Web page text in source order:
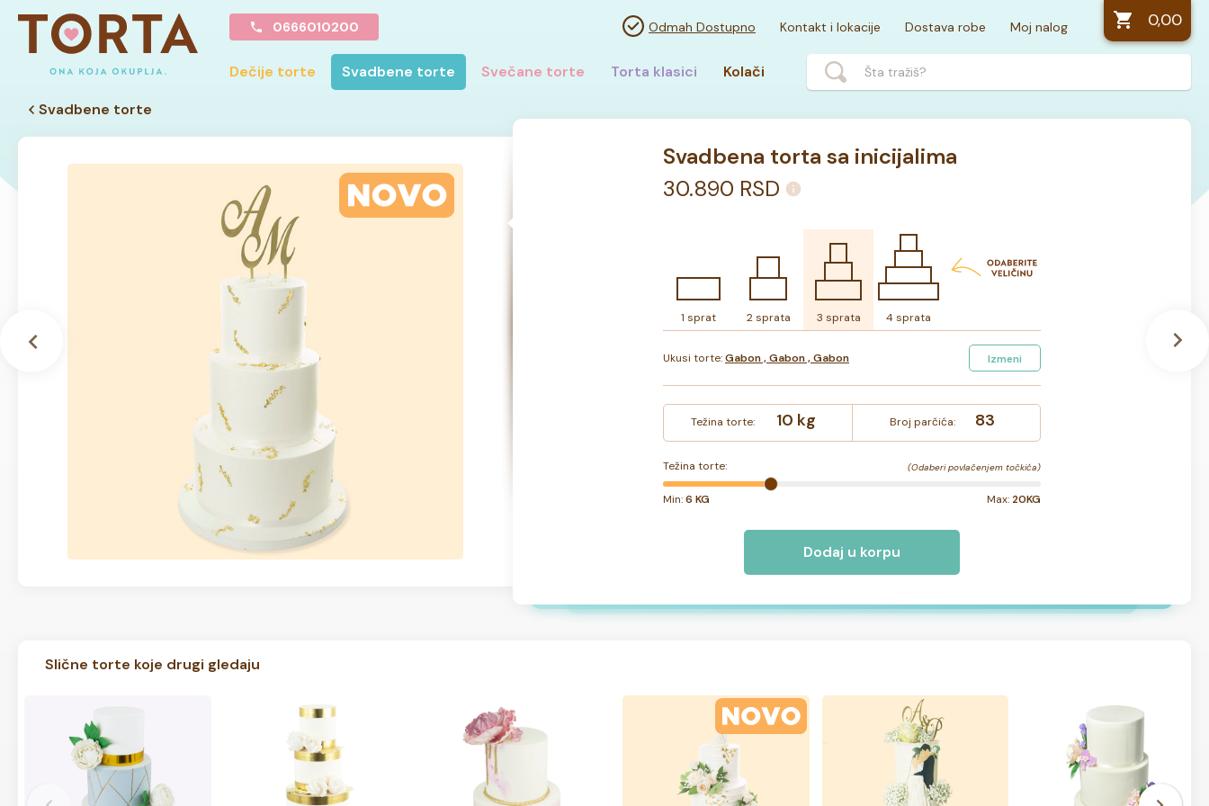
0666010200 Odmah Dostupno Kontakt i lokacije Dostava robe Moj nalog 0,00
Dečije torte Svadbene torte Svečane torte Torta klasici
Kolači
Svadbene torte
Svadbena torta sa inicijalima
30.890 RSD
1 sprat 2 sprata 3 sprata 4 sprata
Ukusi torte:Gabon , Gabon , Gabon Izmeni
Težina torte: 10 kg Broj parčića: 83
Težina torte: (Odaberi povlačenjem točkića)
Min:6 KG Max: 20KG
Dodaj u korpu
Slične torte koje drugi gledaju